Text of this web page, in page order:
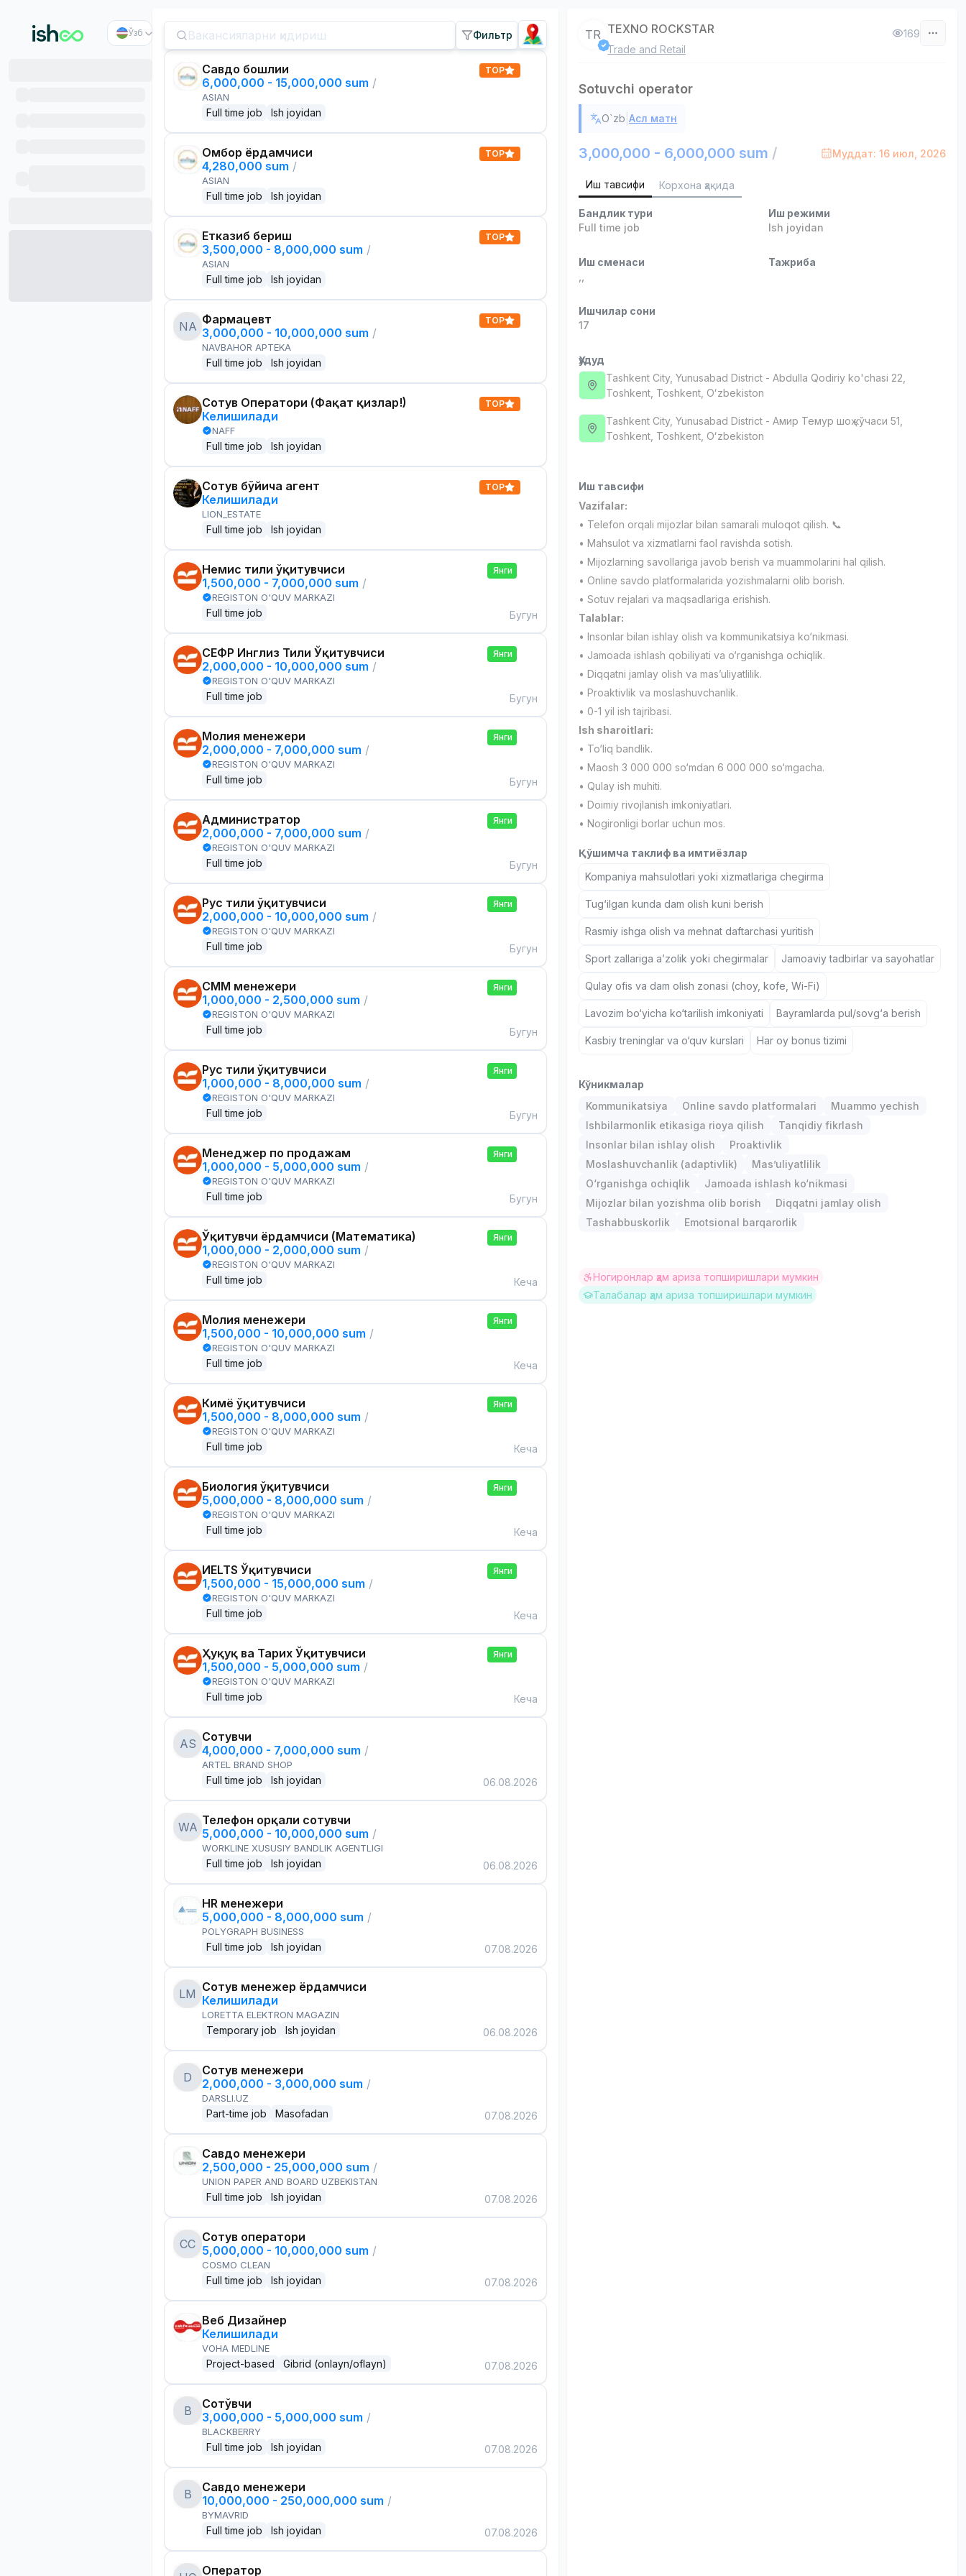
Ўзб Фильтр
Савдо бошлиғи
6,000,000 - 15,000,000 sum /
ASIAN
Full time job Ish joyidan
TOP
Омбор ёрдамчиси
4,280,000 sum /
ASIAN
Full time job Ish joyidan
TOP
Етказиб бериш
3,500,000 - 8,000,000 sum /
ASIAN
Full time job Ish joyidan
TOP
NA Фармацевт
3,000,000 - 10,000,000 sum /
NAVBAHOR APTEKA
Full time job Ish joyidan
TOP
Сотув Оператори (Фақат қизлар!)
Келишилади
NAFF
Full time job Ish joyidan
TOP
Сотув бўйича агент
Келишилади
LION_ESTATE
Full time job Ish joyidan
TOP
Немис тили ўқитувчиси
1,500,000 - 7,000,000 sum /
REGISTON O'QUV MARKAZI
Full time job
Янги
Бугун
СЕФР Инглиз Тили Ўқитувчиси
2,000,000 - 10,000,000 sum /
REGISTON O'QUV MARKAZI
Full time job
Янги
Бугун
Молия менежери
2,000,000 - 7,000,000 sum /
REGISTON O'QUV MARKAZI
Full time job
Янги
Бугун
Администратор
2,000,000 - 7,000,000 sum /
REGISTON O'QUV MARKAZI
Full time job
Янги
Бугун
Рус тили ўқитувчиси
2,000,000 - 10,000,000 sum /
REGISTON O'QUV MARKAZI
Full time job
Янги
Бугун
СММ менежери
1,000,000 - 2,500,000 sum /
REGISTON O'QUV MARKAZI
Full time job
Янги
Бугун
Рус тили ўқитувчиси
1,000,000 - 8,000,000 sum /
REGISTON O'QUV MARKAZI
Full time job
Янги
Бугун
Менеджер по продажам
1,000,000 - 5,000,000 sum /
REGISTON O'QUV MARKAZI
Full time job
Янги
Бугун
Ўқитувчи ёрдамчиси (Математика)
1,000,000 - 2,000,000 sum /
REGISTON O'QUV MARKAZI
Full time job
Янги
Кеча
Молия менежери
1,500,000 - 10,000,000 sum /
REGISTON O'QUV MARKAZI
Full time job
Янги
Кеча
Кимё ўқитувчиси
1,500,000 - 8,000,000 sum /
REGISTON O'QUV MARKAZI
Full time job
Янги
Кеча
Биология ўқитувчиси
5,000,000 - 8,000,000 sum /
REGISTON O'QUV MARKAZI
Full time job
Янги
Кеча
ИELTS Ўқитувчиси
1,500,000 - 15,000,000 sum /
REGISTON O'QUV MARKAZI
Full time job
Янги
Кеча
Ҳуқуқ ва Тарих Ўқитувчиси
1,500,000 - 5,000,000 sum /
REGISTON O'QUV MARKAZI
Full time job
Янги
Кеча
AS Сотувчи
4,000,000 - 7,000,000 sum /
ARTEL BRAND SHOP
Full time job Ish joyidan 06.08.2026
WA Телефон орқали сотувчи
5,000,000 - 10,000,000 sum /
WORKLINE XUSUSIY BANDLIK AGENTLIGI
Full time job Ish joyidan 06.08.2026
HR менежери
5,000,000 - 8,000,000 sum /
POLYGRAPH BUSINESS
Full time job Ish joyidan 07.08.2026
LM Сотув менежер ёрдамчиси
Келишилади
LORETTA ELEKTRON MAGAZIN
Temporary job Ish joyidan 06.08.2026
D
Сотув менежери
2,000,000 - 3,000,000 sum /
DARSLI.UZ
Part-time job Masofadan 07.08.2026
Савдо менежери
2,500,000 - 25,000,000 sum /
UNION PAPER AND BOARD UZBEKISTAN
Full time job Ish joyidan 07.08.2026
CC Сотув оператори
5,000,000 - 10,000,000 sum /
COSMO CLEAN
Full time job Ish joyidan 07.08.2026
Веб Дизайнер
Келишилади
VOHA MEDLINE
Project-based Gibrid (onlayn/oflayn) 07.08.2026
B
Сотўвчи
3,000,000 - 5,000,000 sum /
BLACKBERRY
Full time job Ish joyidan 07.08.2026
B
Савдо менежери
10,000,000 - 250,000,000 sum /
BYMAVRID
Full time job Ish joyidan 07.08.2026
Оператор
TR TEXNO ROCKSTAR
Trade and Retail
169
Sotuvchi operator
O`zb |Асл матн
3,000,000 - 6,000,000 sum / Муддат: 16 июл, 2026
Иш тавсифи Корхона ҳақида
Бандлик тури
Full time job
Иш режими
Ish joyidan
Иш сменаси
Тажриба
Ишчилар сони
17
Ҳудуд
Tashkent City, Yunusabad District - Abdulla Qodiriy ko'chasi 22,
Тоshkent, Toshkent, Oʻzbekiston
Tashkent City, Yunusabad District - Амир Темур шоҳ кўчаси 51,
Тоshkent, Toshkent, Oʻzbekiston
Иш тавсифи
Vazifalar:
• Telefon orqali mijozlar bilan samarali muloqot qilish. 📞
• Mahsulot va xizmatlarni faol ravishda sotish.
• Mijozlarning savollariga javob berish va muammolarini hal qilish.
• Online savdo platformalarida yozishmalarni olib borish.
• Sotuv rejalari va maqsadlariga erishish.
Talablar:
• Insonlar bilan ishlay olish va kommunikatsiya ko‘nikmasi.
• Jamoada ishlash qobiliyati va o‘rganishga ochiqlik.
• Diqqatni jamlay olish va mas’uliyatlilik.
• Proaktivlik va moslashuvchanlik.
• 0-1 yil ish tajribasi.
Ish sharoitlari:
• To‘liq bandlik.
• Maosh 3 000 000 so‘mdan 6 000 000 so‘mgacha.
• Qulay ish muhiti.
• Doimiy rivojlanish imkoniyatlari.
• Nogironligi borlar uchun mos.
Қўшимча таклиф ва имтиёзлар
Kompaniya mahsulotlari yoki xizmatlariga chegirma
Tug‘ilgan kunda dam olish kuni berish
Rasmiy ishga olish va mehnat daftarchasi yuritish
Sport zallariga a’zolik yoki chegirmalar Jamoaviy tadbirlar va sayohatlar
Qulay ofis va dam olish zonasi (choy, kofe, Wi-Fi)
Lavozim bo‘yicha ko‘tarilish imkoniyati Bayramlarda pul/sovg‘a berish
Kasbiy treninglar va o‘quv kurslari Har oy bonus tizimi
Кўникмалар
Kommunikatsiya
Online savdo platformalari
Muammo yechish
Ishbilarmonlik etikasiga rioya qilish
Tanqidiy fikrlash
Insonlar bilan ishlay olish
Proaktivlik
Moslashuvchanlik (adaptivlik)
Mas’uliyatlilik
O‘rganishga ochiqlik
Jamoada ishlash ko‘nikmasi
Mijozlar bilan yozishma olib borish
Diqqatni jamlay olish
Tashabbuskorlik
Emotsional barqarorlik
Ногиронлар ҳам ариза топширишлари мумкин
Талабалар ҳам ариза топширишлари мумкин